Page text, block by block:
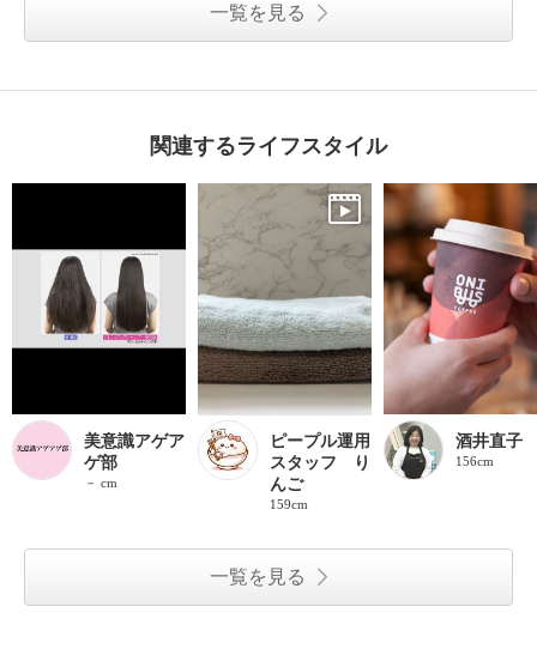
一覧を見る
関連するライフスタイル
美意識アゲア
ゲ部
－ cm
ピープル運用
スタッフ り
んご
159cm
酒井直子
156cm
一覧を見る